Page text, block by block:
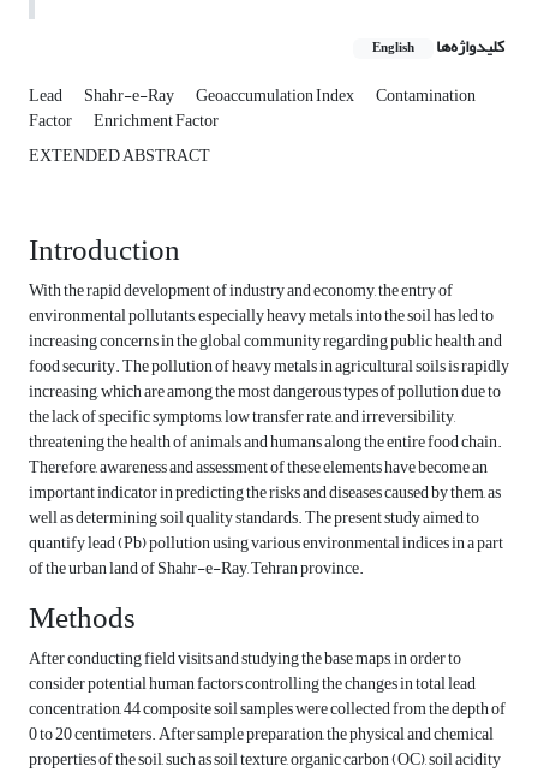
کلیدواژه‌ها English
Lead Shahr-e-Ray Geoaccumulation Index Contamination
Factor
Enrichment Factor
EXTENDED ABSTRACT
Introduction
With the rapid development of industry and economy, the entry of
environmental pollutants, especially heavy metals, into the soil has led to
increasing concerns in the global community regarding public health and
food security. The pollution of heavy metals in agricultural soils is rapidly
increasing, which are among the most dangerous types of pollution due to
the lack of specific symptoms, low transfer rate, and irreversibility,
threatening the health of animals and humans along the entire food chain.
Therefore, awareness and assessment of these elements have become an
important indicator in predicting the risks and diseases caused by them, as
well as determining soil quality standards. The present study aimed to
quantify lead (Pb) pollution using various environmental indices in a part
of the urban land of Shahr-e-Ray, Tehran province.
Methods
After conducting field visits and studying the base maps, in order to
consider potential human factors controlling the changes in total lead
concentration, 44 composite soil samples were collected from the depth of
0 to 20 centimeters. After sample preparation, the physical and chemical
properties of the soil, such as soil texture, organic carbon (OC), soil acidity